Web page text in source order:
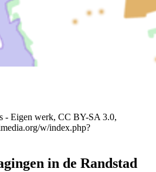
- Eigen werk, CC BY-SA 3.0,
w/index.php?
in de Randstad